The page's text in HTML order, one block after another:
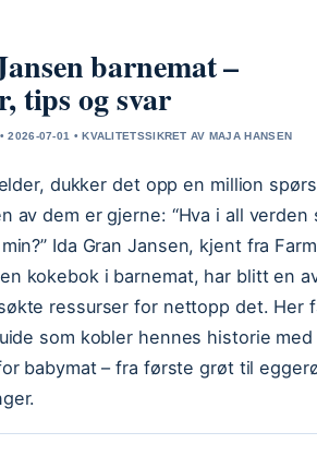
barnemat –
tips og svar
2026-07-01 • KVALITETSSIKRET AV MAJA HANSEN
dukker det opp en million
av dem er gjerne: “Hva i all verden
Ida Gran Jansen, kjent fra
kokebok i barnemat, har blitt en
ressurser for nettopp det. Her
som kobler hennes historie med
babymat – fra første grøt til